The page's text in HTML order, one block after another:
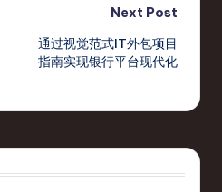
Next Post
通过视觉范式IT外包项目
指南实现银行平台现代化